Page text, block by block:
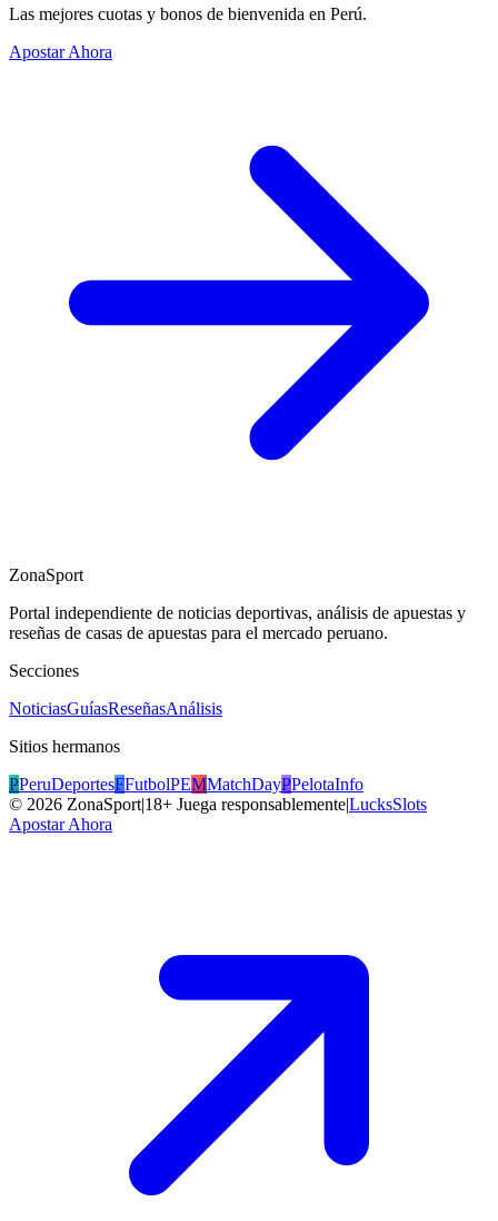
Las mejores cuotas y bonos de bienvenida en Perú.
Apostar Ahora
ZonaSport
Portal independiente de noticias deportivas, análisis de apuestas y
reseñas de casas de apuestas para el mercado peruano.
Secciones
NoticiasGuíasReseñasAnálisis
Sitios hermanos
PPeruDeportesFFutbolPEMMatchDayPPelotaInfo
© 2026 ZonaSport|18+ Juega responsablemente|LucksSlots
Apostar Ahora